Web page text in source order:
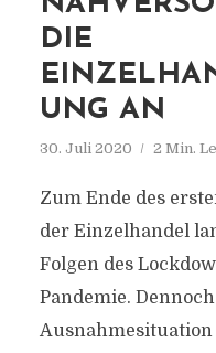
DIE
UNG AN
30. Juli 2020 2 Min.
Zum Ende des
der Einzelhandel
Folgen des
Pandemie.